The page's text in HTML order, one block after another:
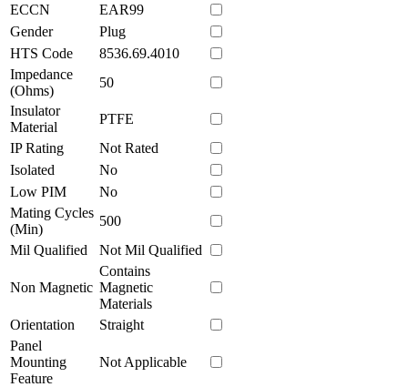
ECCN
EAR99
Gender
Plug
HTS Code
8536.69.4010
Impedance
(Ohms)
50
Insulator
Material
PTFE
IP Rating
Not Rated
Isolated
No
Low PIM
No
Mating Cycles
(Min)
500
Mil Qualified
Not Mil Qualified
Non Magnetic
Contains
Magnetic
Materials
Orientation
Straight
Panel
Mounting
Feature
Not Applicable